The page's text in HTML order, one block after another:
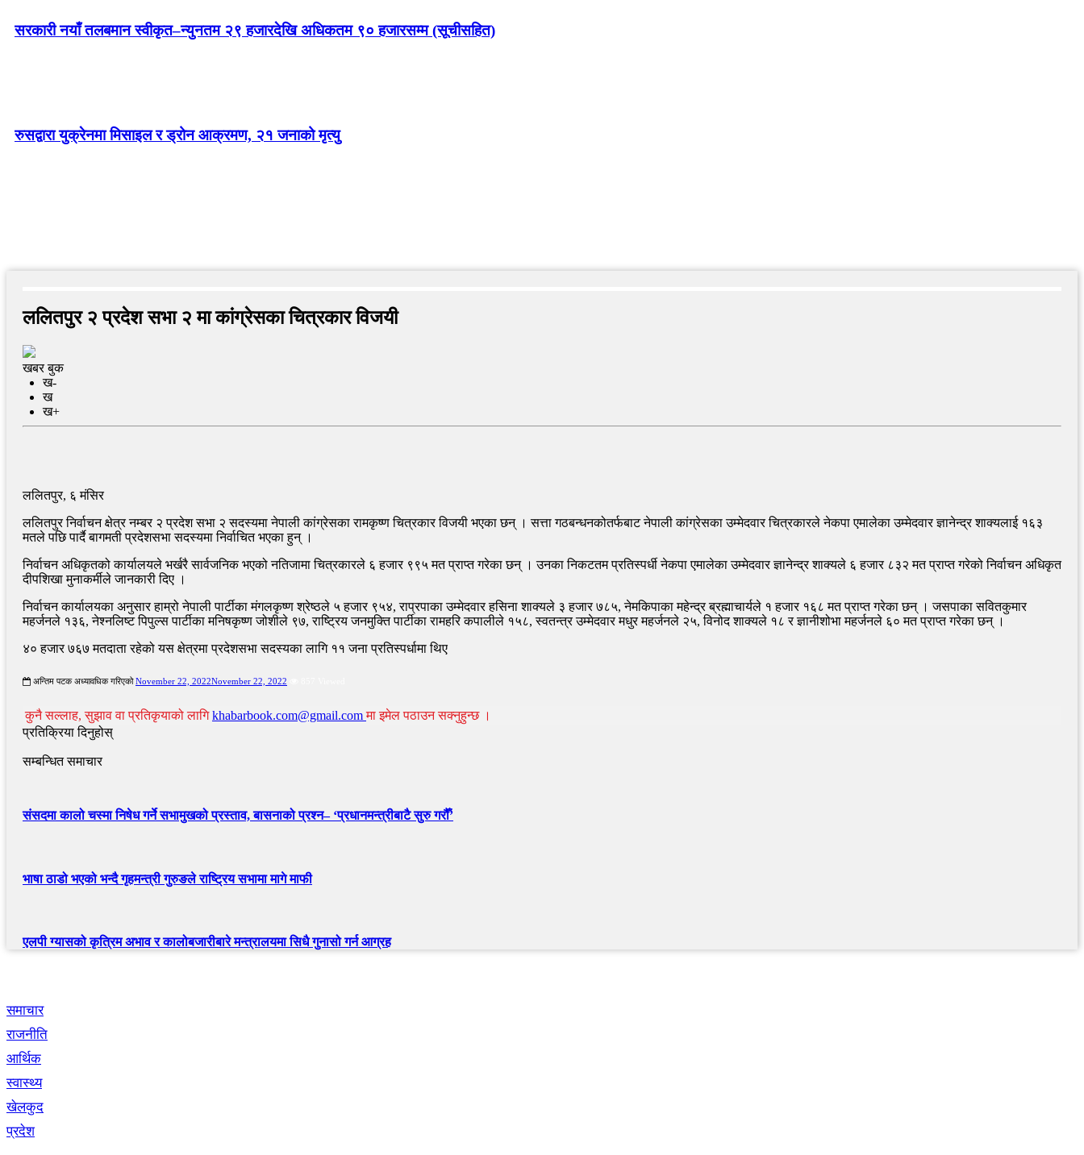
सरकारी नयाँ तलबमान स्वीकृत–न्युनतम २९ हजारदेखि अधिकतम ९० हजारसम्म (सूचीसहित)
रुसद्वारा युक्रेनमा मिसाइल र ड्रोन आक्रमण, २१ जनाको मृत्यु
ललितपुर २ प्रदेश सभा २ मा कांग्रेसका चित्रकार विजयी
खबर बुक
ख-
ख
ख+
ललितपुर, ६ मंसिर
ललितपुर निर्वाचन क्षेत्र नम्बर २ प्रदेश सभा २ सदस्यमा नेपाली कांग्रेसका रामकृष्ण चित्रकार विजयी भएका छन् । सत्ता गठबन्धनकोतर्फबाट नेपाली कांग्रेसका उम्मेदवार चित्रकारले नेकपा एमालेका उम्मेदवार ज्ञानेन्द्र शाक्यलाई १६३
मतले पछि पार्दै बागमती प्रदेशसभा सदस्यमा निर्वाचित भएका हुन् ।
निर्वाचन अधिकृतको कार्यालयले भर्खरै सार्वजनिक भएको नतिजामा चित्रकारले ६ हजार ९९५ मत प्राप्त गरेका छन् । उनका निकटतम प्रतिस्पर्धी नेकपा एमालेका उम्मेदवार ज्ञानेन्द्र शाक्यले ६ हजार ८३२ मत प्राप्त गरेको निर्वाचन अधिकृत
दीपशिखा मुनाकर्मीले जानकारी दिए ।
निर्वाचन कार्यालयका अनुसार हाम्रो नेपाली पार्टीका मंगलकृष्ण श्रेष्ठले ५ हजार ९५४, राप्रपाका उम्मेदवार हसिना शाक्यले ३ हजार ७८५, नेमकिपाका महेन्द्र ब्रह्माचार्यले १ हजार १६८ मत प्राप्त गरेका छन् । जसपाका सवितकुमार
महर्जनले १३६, नेश्नलिष्ट पिपुल्स पार्टीका मनिषकृष्ण जोशीले ९७, राष्ट्रिय जनमुक्ति पार्टीका रामहरि कपालीले १५८, स्वतन्त्र उम्मेदवार मधुर महर्जनले २५, विनोद शाक्यले १८ र ज्ञानीशोभा महर्जनले ६० मत प्राप्त गरेका छन् ।
४० हजार ७६७ मतदाता रहेको यस क्षेत्रमा प्रदेशसभा सदस्यका लागि ११ जना प्रतिस्पर्धामा थिए
अन्तिम पटक अध्यावधिक गरिएको November 22, 2022November 22, 2022
कुनै सल्लाह, सुझाव वा प्रतिकृयाको लागिkhabarbook.com@gmail.comमा इमेल पठाउन सक्नुहुन्छ ।
प्रतिक्रिया दिनुहोस्
सम्बन्धित समाचार
संसदमा कालो चस्मा निषेध गर्ने सभामुखको प्रस्ताव, बासनाको प्रश्न– ‘प्रधानमन्त्रीबाटै सुरु गरौँ’
भाषा ठाडो भएको भन्दै गृहमन्त्री गुरुङले राष्ट्रिय सभामा मागे माफी
एलपी ग्यासको कृत्रिम अभाव र कालोबजारीबारे मन्त्रालयमा सिधै गुनासो गर्न आग्रह
समाचार
राजनीति
आर्थिक
स्वास्थ्य
खेलकुद
प्रदेश